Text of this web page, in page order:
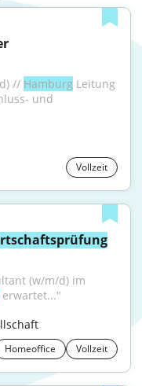
// Hamburg Leitung
und
Vollzeit
(w/m/d) im
erwartet..."
Homeoffice Vollzeit